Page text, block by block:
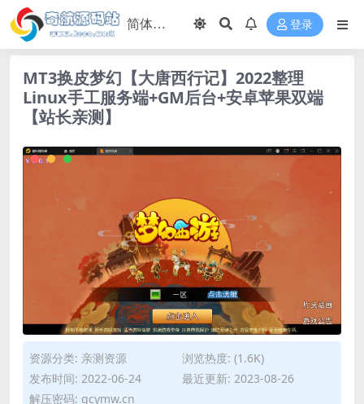
登录
MT3换皮梦幻【大唐西行记】2022整理
Linux手工服务端+GM后台+安卓苹果双端
【站长亲测】
资源分类: 亲测资源
浏览热度: (1.6K)
发布时间: 2022-06-24
最近更新: 2023-08-26
解压密码: qcymw.cn